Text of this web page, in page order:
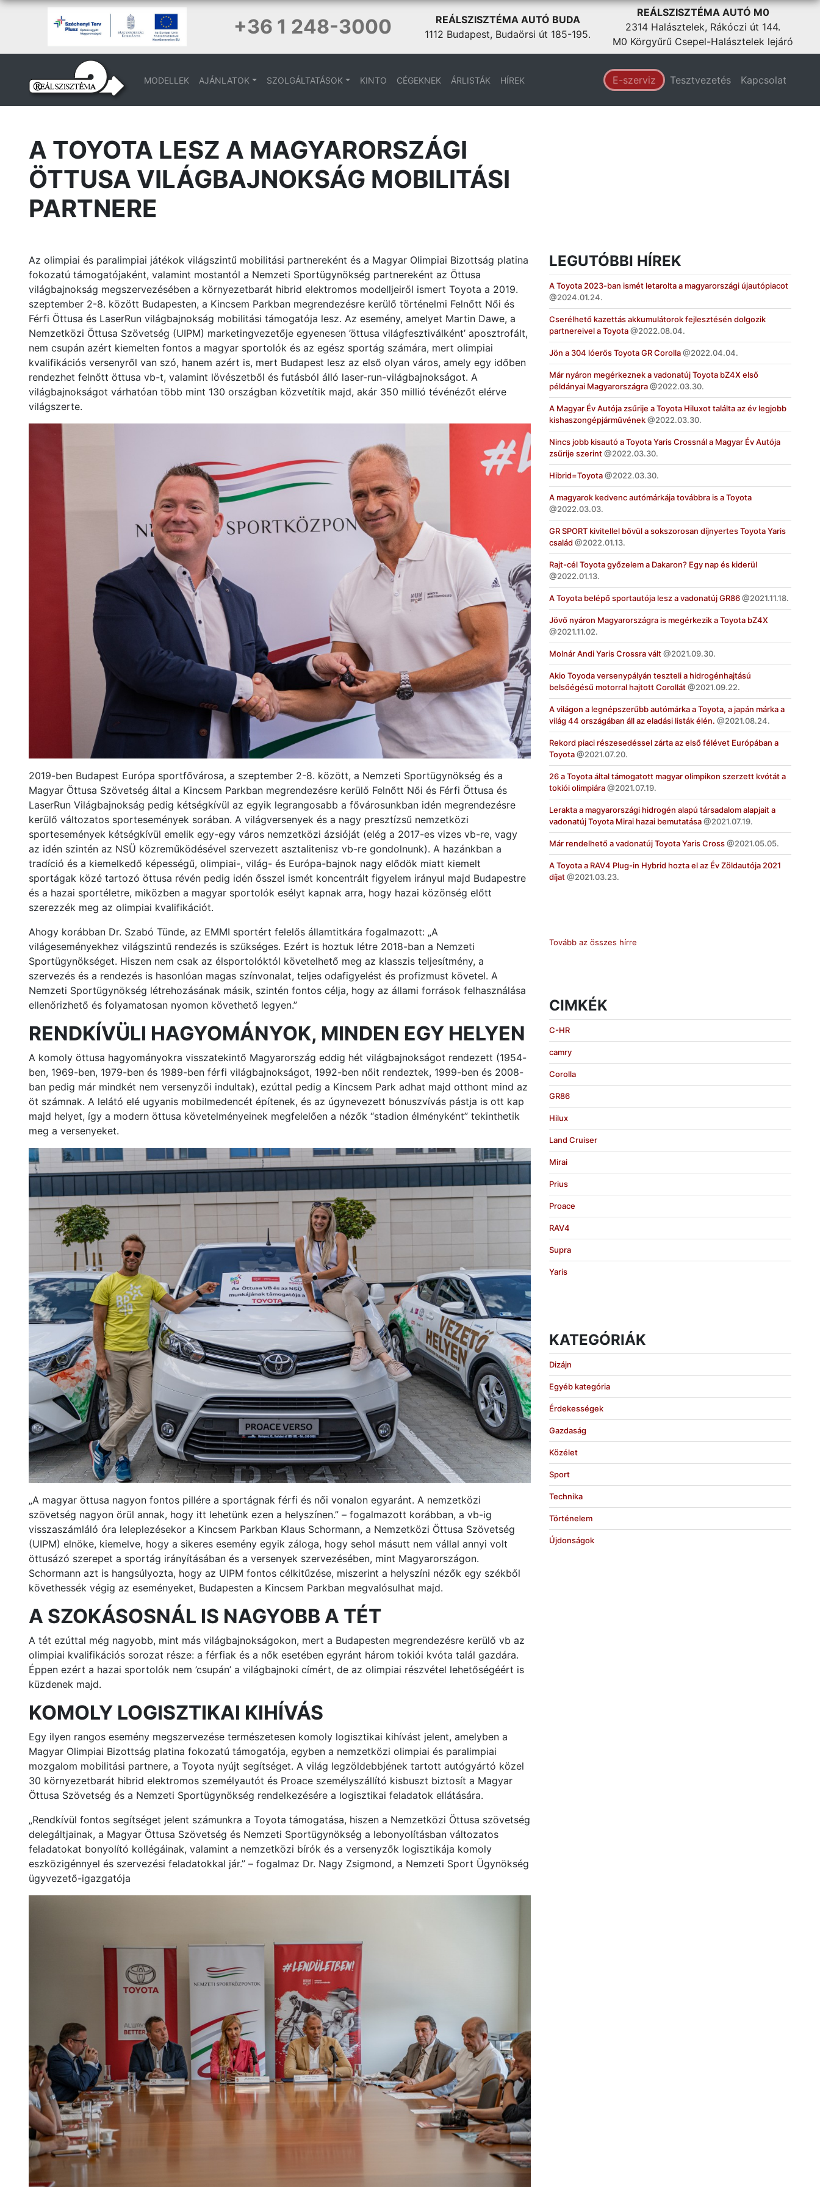
+36 1 248-3000
REÁLSZISZTÉMA AUTÓ BUDA
1112 Budapest, Budaörsi út 185-195.
REÁLSZISZTÉMA AUTÓ M0
2314 Halásztelek, Rákóczi út 144.
M0 Körgyűrű Csepel-Halásztelek lejáró
MODELLEK AJÁNLATOK SZOLGÁLTATÁSOK KINTO CÉGEKNEK ÁRLISTÁK HÍREK E-szerviz Tesztvezetés Kapcsolat
A TOYOTA LESZ A MAGYARORSZÁGI
ÖTTUSA VILÁGBAJNOKSÁG MOBILITÁSI
PARTNERE
Az olimpiai és paralimpiai játékok világszintű mobilitási partnereként és a Magyar Olimpiai Bizottság platina
fokozatú támogatójaként, valamint mostantól a Nemzeti Sportügynökség partnereként az Öttusa
világbajnokság megszervezésében a környezetbarát hibrid elektromos modelljeiről ismert Toyota a 2019.
szeptember 2-8. között Budapesten, a Kincsem Parkban megrendezésre kerülő történelmi Felnőtt Női és
Férfi Öttusa és LaserRun világbajnokság mobilitási támogatója lesz. Az esemény, amelyet Martin Dawe, a
Nemzetközi Öttusa Szövetség (UIPM) marketingvezetője egyenesen ’öttusa világfesztiválként’ aposztrofált,
nem csupán azért kiemelten fontos a magyar sportolók és az egész sportág számára, mert olimpiai
kvalifikációs versenyről van szó, hanem azért is, mert Budapest lesz az első olyan város, amely egy időben
rendezhet felnőtt öttusa vb-t, valamint lövészetből és futásból álló laser-run-világbajnokságot. A
világbajnokságot várhatóan több mint 130 országban közvetítik majd, akár 350 millió tévénézőt elérve
világszerte.
2019-ben Budapest Európa sportfővárosa, a szeptember 2-8. között, a Nemzeti Sportügynökség és a
Magyar Öttusa Szövetség által a Kincsem Parkban megrendezésre kerülő Felnőtt Női és Férfi Öttusa és
LaserRun Világbajnokság pedig kétségkívül az egyik legrangosabb a fővárosunkban idén megrendezésre
kerülő változatos sportesemények sorában. A világversenyek és a nagy presztízsű nemzetközi
sportesemények kétségkívül emelik egy-egy város nemzetközi ázsióját (elég a 2017-es vizes vb-re, vagy
az idén szintén az NSÜ közreműködésével szervezett asztalitenisz vb-re gondolnunk). A hazánkban a
tradíció és a kiemelkedő képességű, olimpiai-, világ- és Európa-bajnok nagy elődök miatt kiemelt
sportágak közé tartozó öttusa révén pedig idén ősszel ismét koncentrált figyelem irányul majd Budapestre
és a hazai sportéletre, miközben a magyar sportolók esélyt kapnak arra, hogy hazai közönség előtt
szerezzék meg az olimpiai kvalifikációt.
Ahogy korábban Dr. Szabó Tünde, az EMMI sportért felelős államtitkára fogalmazott: „A
világeseményekhez világszintű rendezés is szükséges. Ezért is hoztuk létre 2018-ban a Nemzeti
Sportügynökséget. Hiszen nem csak az élsportolóktól követelhető meg az klasszis teljesítmény, a
szervezés és a rendezés is hasonlóan magas színvonalat, teljes odafigyelést és profizmust követel. A
Nemzeti Sportügynökség létrehozásának másik, szintén fontos célja, hogy az állami források felhasználása
ellenőrizhető és folyamatosan nyomon követhető legyen.”
RENDKÍVÜLI HAGYOMÁNYOK, MINDEN EGY HELYEN
A komoly öttusa hagyományokra visszatekintő Magyarország eddig hét világbajnokságot rendezett (1954-
ben, 1969-ben, 1979-ben és 1989-ben férfi világbajnokságot, 1992-ben nőit rendeztek, 1999-ben és 2008-
ban pedig már mindkét nem versenyzői indultak), ezúttal pedig a Kincsem Park adhat majd otthont mind az
öt számnak. A lelátó elé ugyanis mobilmedencét építenek, és az úgynevezett bónuszvívás pástja is ott kap
majd helyet, így a modern öttusa követelményeinek megfelelően a nézők “stadion élményként” tekinthetik
meg a versenyeket.
„A magyar öttusa nagyon fontos pillére a sportágnak férfi és női vonalon egyaránt. A nemzetközi
szövetség nagyon örül annak, hogy itt lehetünk ezen a helyszínen.” – fogalmazott korábban, a vb-ig
visszaszámláló óra leleplezésekor a Kincsem Parkban Klaus Schormann, a Nemzetközi Öttusa Szövetség
(UIPM) elnöke, kiemelve, hogy a sikeres esemény egyik záloga, hogy sehol másutt nem vállal annyi volt
öttusázó szerepet a sportág irányításában és a versenyek szervezésében, mint Magyarországon.
Schormann azt is hangsúlyozta, hogy az UIPM fontos célkitűzése, miszerint a helyszíni nézők egy székből
követhessék végig az eseményeket, Budapesten a Kincsem Parkban megvalósulhat majd.
A SZOKÁSOSNÁL IS NAGYOBB A TÉT
A tét ezúttal még nagyobb, mint más világbajnokságokon, mert a Budapesten megrendezésre kerülő vb az
olimpiai kvalifikációs sorozat része: a férfiak és a nők esetében egyránt három tokiói kvóta talál gazdára.
Éppen ezért a hazai sportolók nem ’csupán’ a világbajnoki címért, de az olimpiai részvétel lehetőségéért is
küzdenek majd.
KOMOLY LOGISZTIKAI KIHÍVÁS
Egy ilyen rangos esemény megszervezése természetesen komoly logisztikai kihívást jelent, amelyben a
Magyar Olimpiai Bizottság platina fokozatú támogatója, egyben a nemzetközi olimpiai és paralimpiai
mozgalom mobilitási partnere, a Toyota nyújt segítséget. A világ legzöldebbjének tartott autógyártó közel
30 környezetbarát hibrid elektromos személyautót és Proace személyszállító kisbuszt biztosít a Magyar
Öttusa Szövetség és a Nemzeti Sportügynökség rendelkezésére a logisztikai feladatok ellátására.
„Rendkívül fontos segítséget jelent számunkra a Toyota támogatása, hiszen a Nemzetközi Öttusa szövetség
delegáltjainak, a Magyar Öttusa Szövetség és Nemzeti Sportügynökség a lebonyolításban változatos
feladatokat bonyolító kollégáinak, valamint a nemzetközi bírók és a versenyzők logisztikája komoly
eszközigénnyel és szervezési feladatokkal jár.” – fogalmaz Dr. Nagy Zsigmond, a Nemzeti Sport Ügynökség
ügyvezető-igazgatója
LEGUTÓBBI HÍREK
A Toyota 2023-ban ismét letarolta a magyarországi újautópiacot
2024.01.24.
Cserélhető kazettás akkumulátorok fejlesztésén dolgozik
partnereivel a Toyota
2022.08.04.
Jön a 304 lóerős Toyota GR Corolla 2022.04.04.
Már nyáron megérkeznek a vadonatúj Toyota bZ4X első
példányai Magyarországra
2022.03.30.
A Magyar Év Autója zsűrije a Toyota Hiluxot találta az év legjobb
kishaszongépjárművének
2022.03.30.
Nincs jobb kisautó a Toyota Yaris Crossnál a Magyar Év Autója
zsűrije szerint
2022.03.30.
Hibrid=Toyota 2022.03.30.
A magyarok kedvenc autómárkája továbbra is a Toyota
2022.03.03.
GR SPORT kivitellel bővül a sokszorosan díjnyertes Toyota Yaris
család
2022.01.13.
Rajt-cél Toyota győzelem a Dakaron? Egy nap és kiderül
2022.01.13.
A Toyota belépő sportautója lesz a vadonatúj GR86 2021.11.18.
Jövő nyáron Magyarországra is megérkezik a Toyota bZ4X
2021.11.02.
Molnár Andi Yaris Crossra vált 2021.09.30.
Akio Toyoda versenypályán teszteli a hidrogénhajtású
belsőégésű motorral hajtott Corollát
2021.09.22.
A világon a legnépszerűbb autómárka a Toyota, a japán márka a
világ 44 országában áll az eladási listák élén.
2021.08.24.
Rekord piaci részesedéssel zárta az első félévet Európában a
Toyota
2021.07.20.
26 a Toyota által támogatott magyar olimpikon szerzett kvótát a
tokiói olimpiára
2021.07.19.
Lerakta a magyarországi hidrogén alapú társadalom alapjait a
vadonatúj Toyota Mirai hazai bemutatása
2021.07.19.
Már rendelhető a vadonatúj Toyota Yaris Cross 2021.05.05.
A Toyota a RAV4 Plug-in Hybrid hozta el az Év Zöldautója 2021
díjat
2021.03.23.
Tovább az összes hírre
CIMKÉK
C-HR
camry
Corolla
GR86
Hilux
Land Cruiser
Mirai
Prius
Proace
RAV4
Supra
Yaris
KATEGÓRIÁK
Dizájn
Egyéb kategória
Érdekességek
Gazdaság
Közélet
Sport
Technika
Történelem
Újdonságok